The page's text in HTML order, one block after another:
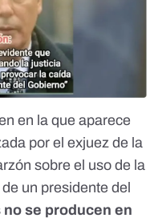
en la que aparece
por el exjuez de la
sobre el uso de la
un presidente del
no se producen en